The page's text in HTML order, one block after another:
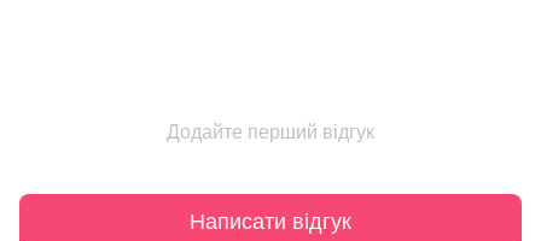
Додайте перший відгук
Написати відгук